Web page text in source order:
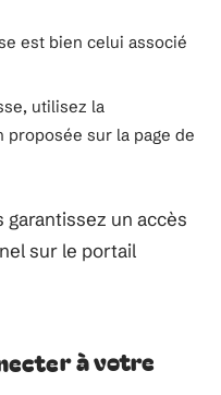
est bien celui associé
utilisez la
sur la page de
garantissez un accès
sur le portail
à votre